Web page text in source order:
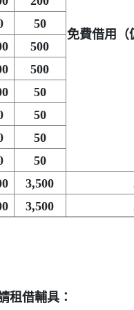
免費借用（
50
500
500
50
50
50
50
3,500
3,500
租借輔具：